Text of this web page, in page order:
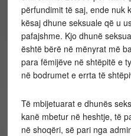
përfundimit të saj, ende nuk
kësaj dhune seksuale që u
pafajshme. Kjo dhunë
është bërë në mënyrat më
para fëmijëve në shtëpitë e
në bodrumet e errta të
Të mbijetuarat e dhunës
kanë mbetur në heshtje, të
në shoqëri, së pari nga